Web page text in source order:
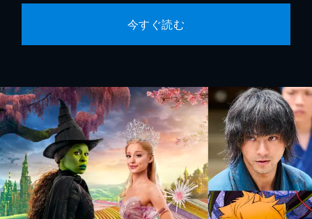
今すぐ読む